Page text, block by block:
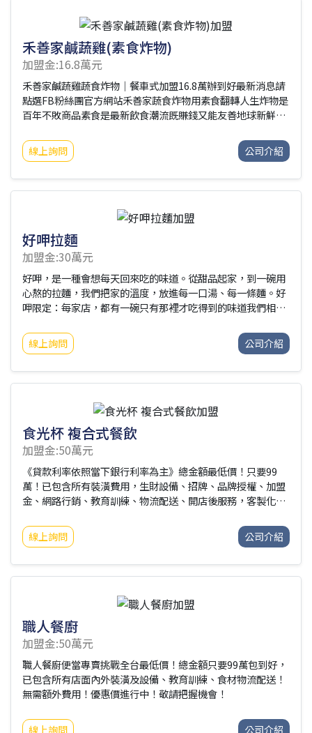
禾善家鹹蔬雞(素食炸物)
加盟金:16.8萬元
禾善家鹹蔬雞蔬食炸物｜餐車式加盟16.8萬辦到好最新消息請
點選FB粉絲團官方網站禾善家蔬食炸物用素食翻轉人生炸物是
百年不敗商品素食是最新飲食潮流既賺錢又能友善地球新鮮食
料免受剝削、提高利潤總公司官網：
http://www.successway.com.tw/☑加盟優勢：➤95%以上
入，高品質餐點➤自由彈性調整菜單與價格➤高毛利商品➤餐
定省下高額加盟費☑加盟介紹：➤新品牌優惠案16.8萬辦到好
(限量20名)配附設備：4尺餐車1台油炸
線上詢問 公司介紹
好呷拉麵
加盟金:30萬元
好呷，是一種會想每天回來吃的味道。從甜品起家，到一碗用
心熬的拉麵，我們把家的溫度，放進每一口湯、每一條麵。好
呷限定：每家店，都有一碗只有那裡才吃得到的味道我們相
線上詢問 公司介紹
食光杯 複合式餐飲
加盟金:50萬元
《貸款利率依照當下銀行利率為主》總金額最低價！只要99
萬！已包含所有裝潢費用，生財設備、招牌、品牌授權、加盟
金、網路行銷、教育訓練、物流配送、開店後服務，客製化裝
線上詢問 公司介紹
職人餐廚
加盟金:50萬元
職人餐廚便當專賣挑戰全台最低價！總金額只要99萬包到好，
已包含所有店面內外裝潢及設備、教育訓練、食材物流配送！
無需額外費用！優惠價進行中！敬請把握機會！
線上詢問 公司介紹